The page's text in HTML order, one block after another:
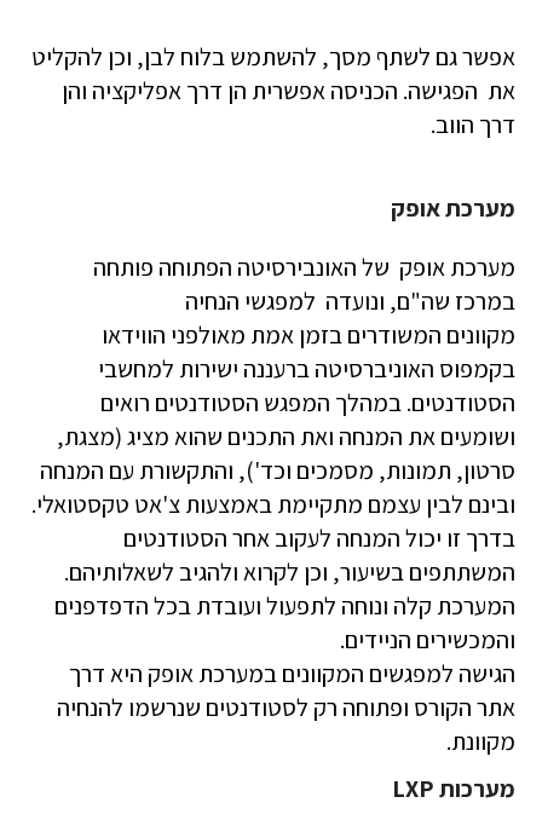
אפשר גם לשתף מסך, להשתמש בלוח לבן, וכן להקליט
את הפגישה. הכניסה אפשרית הן דרך אפליקציה והן
דרך הווב.
מערכת אופק
מערכת אופק של האונבירסיטה הפתוחה פותחה
במרכז שה"ם, ונועדה למפגשי הנחיה
מקוונים המשודריםבזמן אמת מאולפני הווידאו
בקמפוס האוניברסיטה ברעננה ישירות למחשבי
הסטודנטים. במהלך המפגש הסטודנטים רואים
ושומעים את המנחה ואת התכנים שהוא מציג (מצגת,
סרטון, תמונות, מסמכים וכד'), והתקשורת עם המנחה
ובינם לבין עצמם מתקיימת באמצעות צ'אט טקסטואלי.
בדרך זו יכול המנחה לעקוב אחר הסטודנטים
המשתתפים בשיעור, וכן לקרוא ולהגיב לשאלותיהם.
המערכת קלה ונוחה לתפעול ועובדת בכל הדפדפנים
והמכשירים הניידים.
הגישה למפגשים המקוונים במערכת אופק היא דרך
אתר הקורס ופתוחה רק לסטודנטים שנרשמו להנחיה
מקוונת.
מערכות LXP